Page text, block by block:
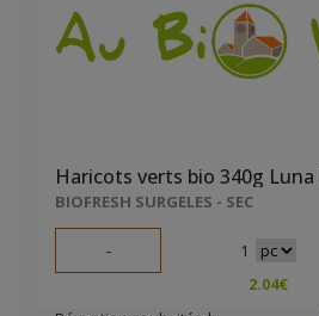
Haricots verts bio 340g
BIOFRESH SURGELES - SEC
- 1
2.04€